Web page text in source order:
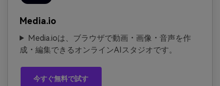
Media.io
Media.ioは、ブラウザで動画・画像・音声を作
成・編集できるオンラインAIスタジオです。
今すぐ無料で試す